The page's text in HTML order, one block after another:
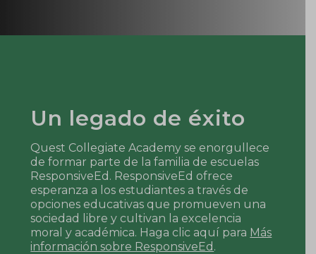
Un legado de éxito
Quest Collegiate Academy se enorgullece
de formar parte de la familia de escuelas
ResponsiveEd. ResponsiveEd ofrece
esperanza a los estudiantes a través de
opciones educativas que promueven una
sociedad libre y cultivan la excelencia
moral y académica. Haga clic aquí para Más
información sobre ResponsiveEd .